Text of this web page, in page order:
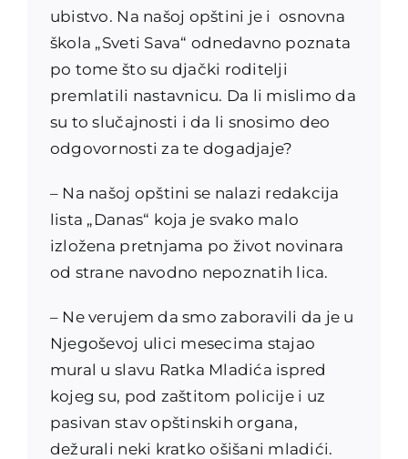
ubistvo. Na našoj opštini je i osnovna
škola „Sveti Sava“ odnedavno poznata
po tome što su djački roditelji
premlatili nastavnicu. Da li mislimo da
su to slučajnosti i da li snosimo deo
odgovornosti za te dogadjaje?
– Na našoj opštini se nalazi redakcija
lista „Danas“ koja je svako malo
izložena pretnjama po život novinara
od strane navodno nepoznatih lica.
– Ne verujem da smo zaboravili da je u
Njegoševoj ulici mesecima stajao
mural u slavu Ratka Mladića ispred
kojeg su, pod zaštitom policije i uz
pasivan stav opštinskih organa,
dežurali neki kratko ošišani mladići.